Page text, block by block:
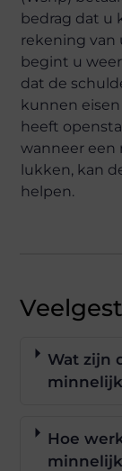
bedrag dat u
rekening van
begint u
dat de
kunnen
heeft
wanneer een
lukken, kan
helpen.
Wat zijn
Hoe